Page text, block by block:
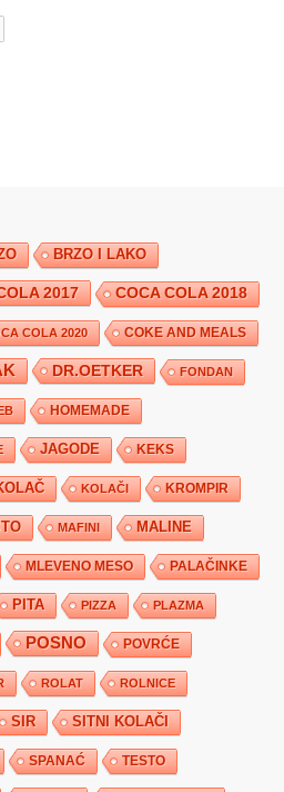
BRZO I LAKO
2017 COCA COLA 2018
COLA 2020 COKE AND MEALS
DR.OETKER FONDAN
HOMEMADE
JAGODE KEKS
KOLAČI KROMPIR
MAFINI MALINE
MLEVENO MESO PALAČINKE
PITA PIZZA PLAZMA
POSNO POVRĆE
ROLAT ROLNICE
SIR SITNI KOLAČI
SPANAĆ TESTO